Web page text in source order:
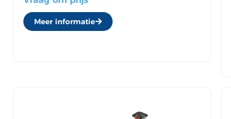
Meer informatie